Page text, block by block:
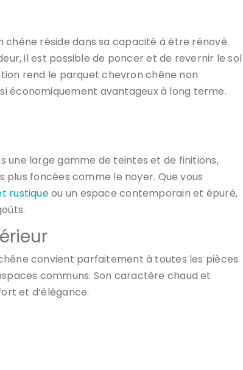
chêne réside dans sa capacité à être rénové.
il est possible de poncer et de revernir le sol
rend le parquet chevron chêne non
économiquement avantageux à long terme.
une large gamme de teintes et de finitions,
plus foncées comme le noyer. Que vous
rustiqueou un espace contemporain et épuré,
convient parfaitement à toutes les pièces
communs. Son caractère chaud et
et d’élégance.